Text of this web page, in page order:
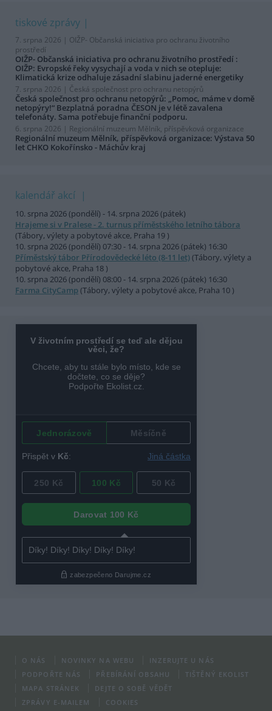
tiskové zprávy
7. srpna 2026 | OIŽP- Občanská iniciativa pro ochranu životního
prostředí
OIŽP- Občanská iniciativa pro ochranu životního prostředí :
OIŽP: Evropské řeky vysychají a voda v nich se otepluje:
Klimatická krize odhaluje zásadní slabinu jaderné energetiky
7. srpna 2026 | Česká společnost pro ochranu netopýrů
Česká společnost pro ochranu netopýrů: „Pomoc, máme v domě
netopýry!“ Bezplatná poradna ČESON je v létě zavalena
telefonáty. Sama potřebuje finanční podporu.
6. srpna 2026 | Regionální muzeum Mělník, příspěvková organizace
Regionální muzeum Mělník, příspěvková organizace: Výstava 50
let CHKO Kokořínsko - Máchův kraj
kalendář akcí
10. srpna 2026 (pondělí) - 14. srpna 2026 (pátek)
Hrajeme si v Pralese - 2. turnus příměstského letního tábora
(Tábory, výlety a pobytové akce, Praha 19 )
10. srpna 2026 (pondělí) 07:30 - 14. srpna 2026 (pátek) 16:30
Příměstský tábor Přírodovědecké léto (8-11 let)(Tábory, výlety a
pobytové akce, Praha 18 )
10. srpna 2026 (pondělí) 08:00 - 14. srpna 2026 (pátek) 16:30
Farma CityCamp (Tábory, výlety a pobytové akce, Praha 10 )
O NÁS NOVINKY NA WEBU
INZERUJTE U NÁS
PODPOŘTE NÁS
PŘEBÍRÁNÍ OBSAHU
TIŠTĚNÝ EKOLIST
MAPA STRÁNEK
DEJTE O SOBĚ VĚDĚT
ZPRÁVY E-MAILEM
COOKIES